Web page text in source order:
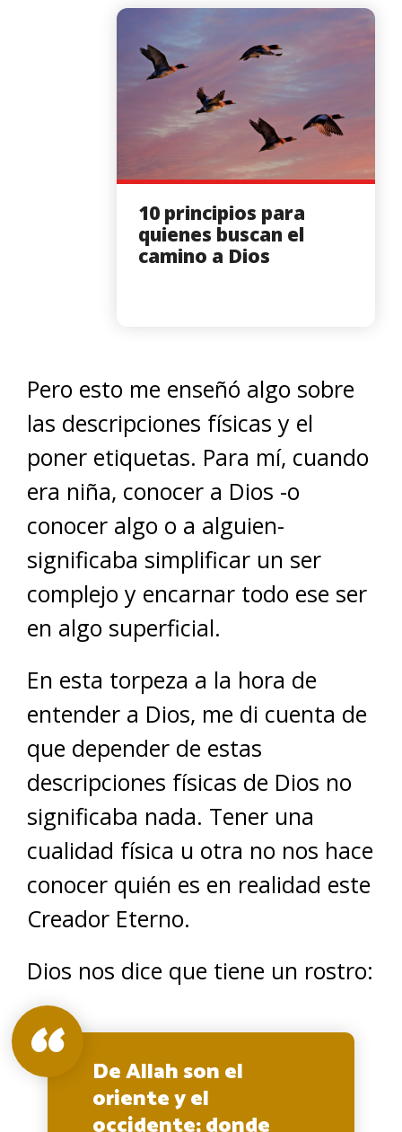
10 principios para
quienes buscan el
camino a Dios
Pero esto me enseñó algo sobre
las descripciones físicas y el
poner etiquetas. Para mí, cuando
era niña, conocer a Dios -o
conocer algo o a alguien-
significaba simplificar un ser
complejo y encarnar todo ese ser
en algo superficial.
En esta torpeza a la hora de
entender a Dios, me di cuenta de
que depender de estas
descripciones físicas de Dios no
significaba nada. Tener una
cualidad física u otra no nos hace
conocer quién es en realidad este
Creador Eterno.
Dios nos dice que tiene un rostro:
De Allah son el
oriente y el